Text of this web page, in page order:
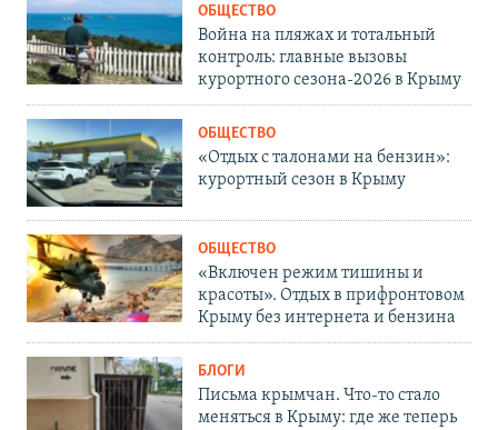
ОБЩЕСТВО
Война на пляжах и тотальный
контроль: главные вызовы
курортного сезона-2026 в Крыму
ОБЩЕСТВО
«Отдых с талонами на бензин»:
курортный сезон в Крыму
ОБЩЕСТВО
«Включен режим тишины и
красоты». Отдых в прифронтовом
Крыму без интернета и бензина
БЛОГИ
Письма крымчан. Что-то стало
меняться в Крыму: где же теперь